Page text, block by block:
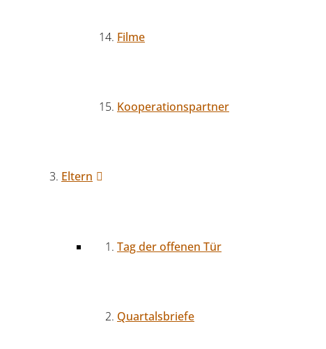
Filme
Kooperationspartner
Eltern
Tag der offenen Tür
Quartalsbriefe